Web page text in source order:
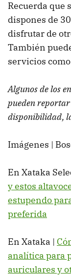
Recuerda que
dispones de
disfrutar de
También
servicios como
Algunos de los
pueden reportar
disponibilidad,
Imágenes |
En Xataka
y estos
estupendo
preferida
En Xataka |
analítica para
auriculares y